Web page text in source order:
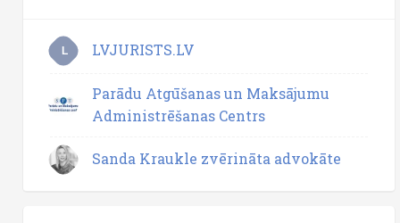
L LVJURISTS.LV
Parādu Atgūšanas un Maksājumu
Administrēšanas Centrs
Sanda Kraukle zvērināta advokāte